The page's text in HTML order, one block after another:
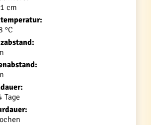
cm
°C
Tage